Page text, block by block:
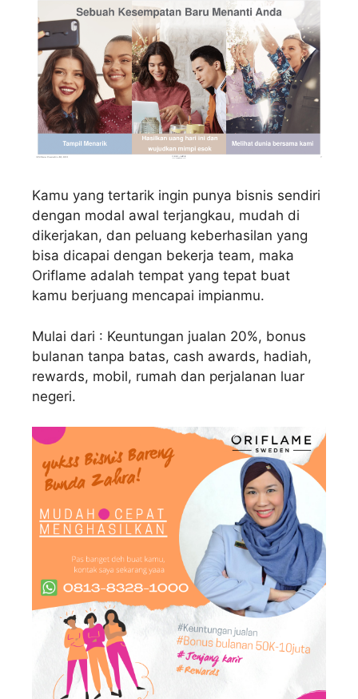
Kamu yang tertarik ingin punya bisnis sendiri
dengan modal awal terjangkau, mudah di
dikerjakan, dan peluang keberhasilan yang
bisa dicapai dengan bekerja team, maka
Oriflame adalah tempat yang tepat buat
kamu berjuang mencapai impianmu.
Mulai dari : Keuntungan jualan 20%, bonus
bulanan tanpa batas, cash awards, hadiah,
rewards, mobil, rumah dan perjalanan luar
negeri.